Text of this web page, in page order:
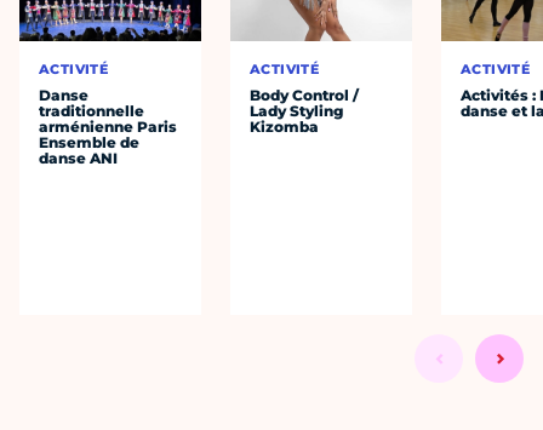
ACTIVITÉ
Danse
traditionnelle
arménienne Paris
Ensemble de
danse ANI
ACTIVITÉ
Body Control /
Lady Styling
Kizomba
ACTIVITÉ
Activités :
danse et